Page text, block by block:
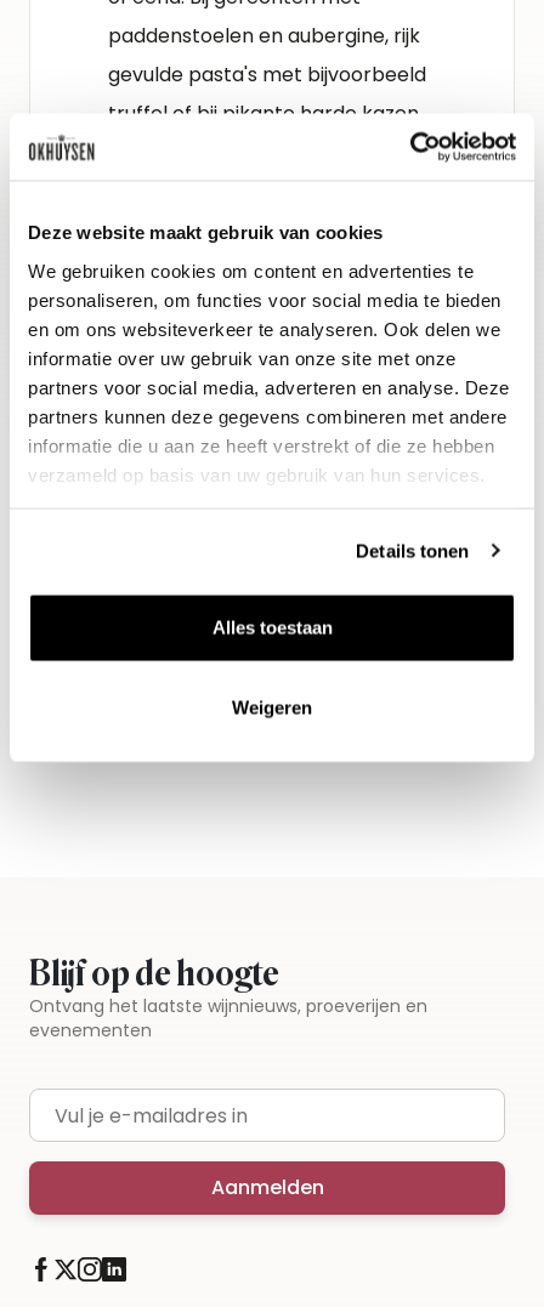
Deze website maakt gebruik van cookies
We gebruiken cookies om content en advertenties te
personaliseren, om functies voor social media te bieden
en om ons websiteverkeer te analyseren. Ook delen we
informatie over uw gebruik van onze site met onze
partners voor social media, adverteren en analyse. Deze
partners kunnen deze gegevens combineren met andere
informatie die u aan ze heeft verstrekt of die ze hebben
verzameld op basis van uw gebruik van hun services.
Details tonen
Alles toestaan
Weigeren
paddenstoelen en aubergine, rijk
gevulde pasta's met bijvoorbeeld
truffel of bij pikante harde kazen.
The Wine Advocate : 88-90
Decanter : 89-90
Het Okhuysen Proefteam : 92-94
Vinous : 91-93
Nieuws & inspiratie in Vineé Vineuse
Alle wijnen direct van de wijnboer
Blijf op de hoogte
Ontvang het laatste wijnnieuws, proeverijen en
evenementen
E-mailadres
Aanmelden